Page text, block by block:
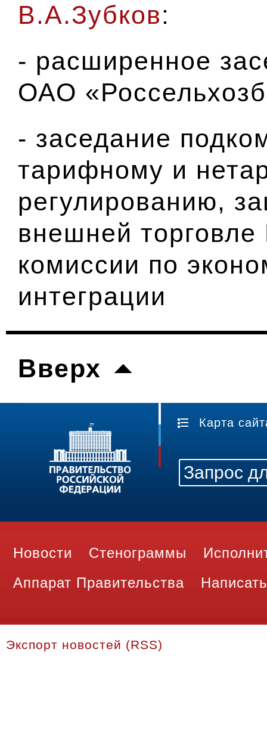
В.А.Зубков:
- расширенное
ОАО
- заседание
тарифному и
регулированию,
внешней
комиссии по
интеграции
Вверх
Карта
Новости Стенограммы
Аппарат Правительства
Экспорт новостей (RSS)